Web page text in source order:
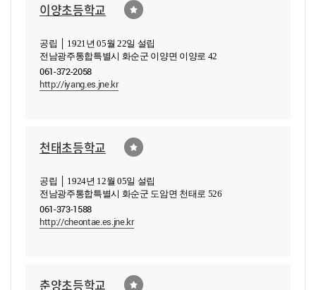
이양초등학교
공립 │ 1921년 05월 22일 설립
전남광주통합특별시 화순군 이양면 이양로 42
061-372-2058
http://iyang.es.jne.kr
천태초등학교
공립 │ 1924년 12월 05일 설립
전남광주통합특별시 화순군 도암면 천태로 526
061-373-1588
http://cheontae.es.jne.kr
춘양초등학교